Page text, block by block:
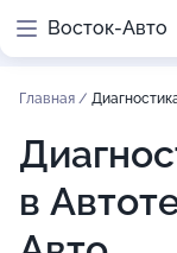
Восток-Авто
Главная /
в